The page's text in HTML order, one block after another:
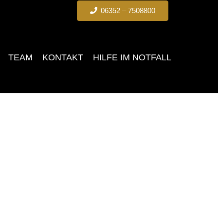
06352 – 7508800
TEAM KONTAKT HILFE IM NOTFALL